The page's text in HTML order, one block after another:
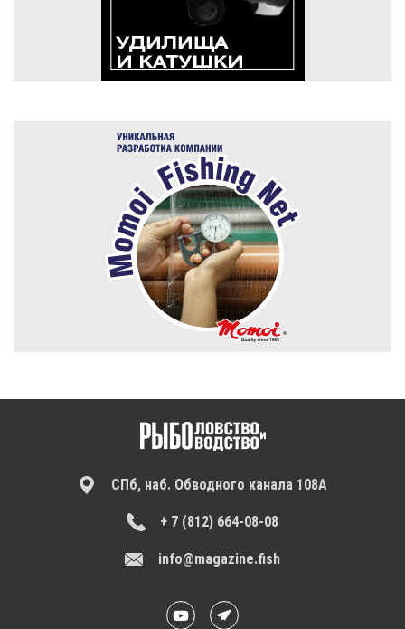
СПб, наб. Обводного канала 108А
+ 7 (812) 664-08-08
info@magazine.fish